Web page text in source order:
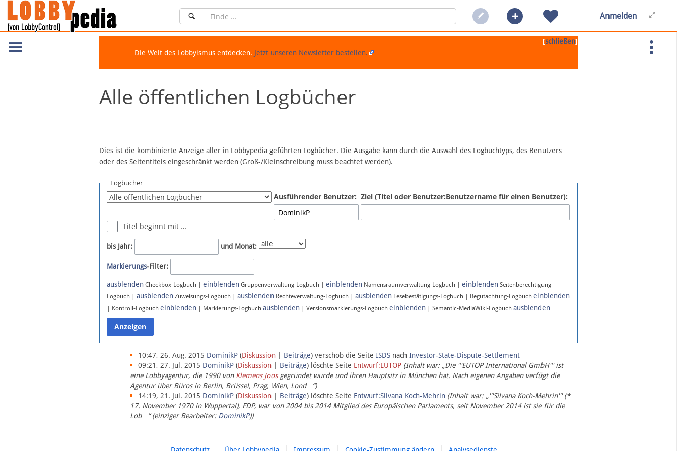
Anmelden
[schließen]
Die Welt des Lobbyismus entdecken. Jetzt unseren Newsletter bestellen.
Alle öffentlichen Logbücher
Dies ist die kombinierte Anzeige aller in Lobbypedia geführten Logbücher. Die Ausgabe kann durch die Auswahl des Logbuchtyps, des Benutzers
oder des Seitentitels eingeschränkt werden (Groß-/Kleinschreibung muss beachtet werden).
Logbücher
Ausführender Benutzer: Ziel (Titel oder Benutzer:Benutzername für einen Benutzer):
Titel beginnt mit …
bis Jahr: und Monat:
Markierungs-Filter:
ausblenden Checkbox-Logbuch | einblenden Gruppenverwaltung-Logbuch | einblenden Namensraumverwaltung-Logbuch | einblenden Seitenberechtigung-
Logbuch | ausblenden Zuweisungs-Logbuch | ausblenden Rechteverwaltung-Logbuch | ausblenden Lesebestätigungs-Logbuch | Begutachtung-Logbuch einblenden
| Kontroll-Logbuch einblenden | Markierungs-Logbuch ausblenden | Versionsmarkierungs-Logbuch einblenden | Semantic-MediaWiki-Logbuch ausblenden
10:47, 26. Aug. 2015 DominikP (Diskussion | Beiträge) verschob die Seite ISDS nach Investor-State-Dispute-Settlement
09:21, 27. Jul. 2015 DominikP (Diskussion | Beiträge) löschte Seite Entwurf:EUTOP (Inhalt war: „Die '''EUTOP International GmbH''' ist
eine Lobbyagentur, die 1990 von Klemens Joosgegründet wurde und ihren Hauptsitz in München hat. Nach eigenen Angaben verfügt die
Agentur über Büros in Berlin, Brüssel, Prag, Wien, Lond…“)
14:19, 21. Jul. 2015 DominikP (Diskussion | Beiträge) löschte Seite Entwurf:Silvana Koch-Mehrin (Inhalt war: „'''Silvana Koch-Mehrin''' (*
17. November 1970 in Wuppertal), FDP, war von 2004 bis 2014 Mitglied des Europäischen Parlaments, seit November 2014 ist sie für die
Lob…“ (einziger Bearbeiter: DominikP))